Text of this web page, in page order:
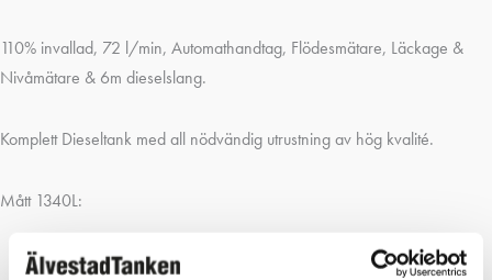
110% invallad, 72 l/min, Automathandtag, Flödesmätare, Läckage &
Nivåmätare & 6m dieselslang.
Komplett Dieseltank med all nödvändig utrustning av hög kvalité.
Mått 1340L:
Diameter: 1410mm, Höjd 1740mm.